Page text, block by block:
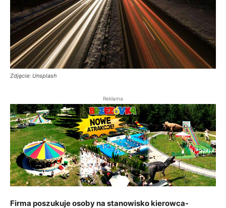
Zdjęcie: Unsplash
Reklama
Firma poszukuje osoby na stanowisko kierowca-